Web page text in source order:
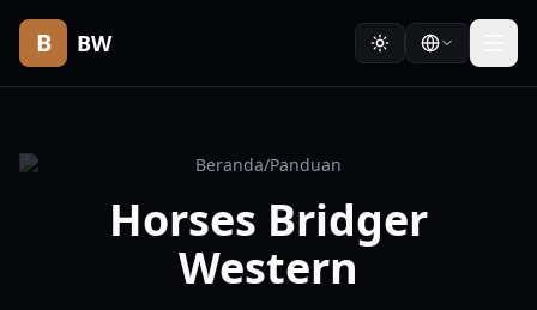
B BW
Beranda/Panduan
Horses Bridger
Western